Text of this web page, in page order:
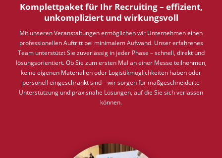
Komplettpaket für Ihr Recruiting – effizient,
unkompliziert und wirkungsvoll
Mit unseren Veranstaltungen ermöglichen wir Unternehmen einen
professionellen Auftritt bei minimalem Aufwand. Unser erfahrenes
Team unterstützt Sie zuverlässig in jeder Phase – schnell, direkt und
lösungsorientiert. Ob Sie zum ersten Mal an einer Messe teilnehmen,
keine eigenen Materialien oder Logistikmöglichkeiten haben oder
personell eingeschränkt sind – wir sorgen für maßgeschneiderte
Unterstützung und praxisnahe Lösungen, auf die Sie sich verlassen
können.